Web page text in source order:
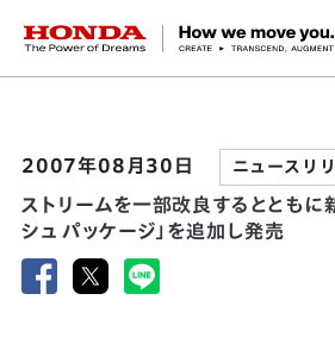
HONDA The Power of Dreams
2007年08月30日 ニュースリ
ストリームを一部改良するとともに
シュ パッケージ」を追加し発売